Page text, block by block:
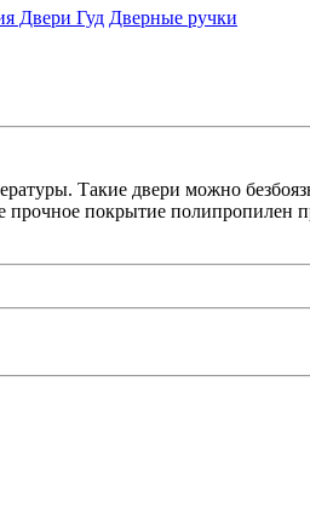
Двери Гуд Дверные ручки
Такие двери можно
покрытие полипропилен